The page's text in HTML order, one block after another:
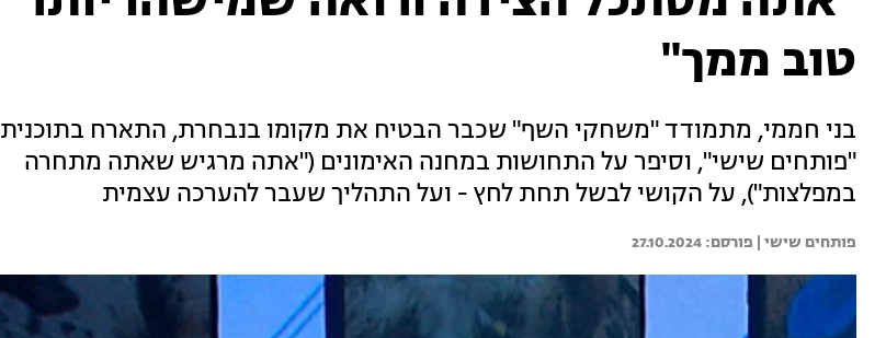
טוב ממך"
בני חממי, מתמודד "משחקי השף" שכבר הבטיח את מקומו בנבחרת, התארח בתוכנית
"פותחים שישי", וסיפר על התחושות במחנה האימונים ("אתה מרגיש שאתה מתחרה
במפלצות"), על הקושי לבשל תחת לחץ - ועל התהליך שעבר להערכה עצמית
פותחים שישי | 27.10.2024